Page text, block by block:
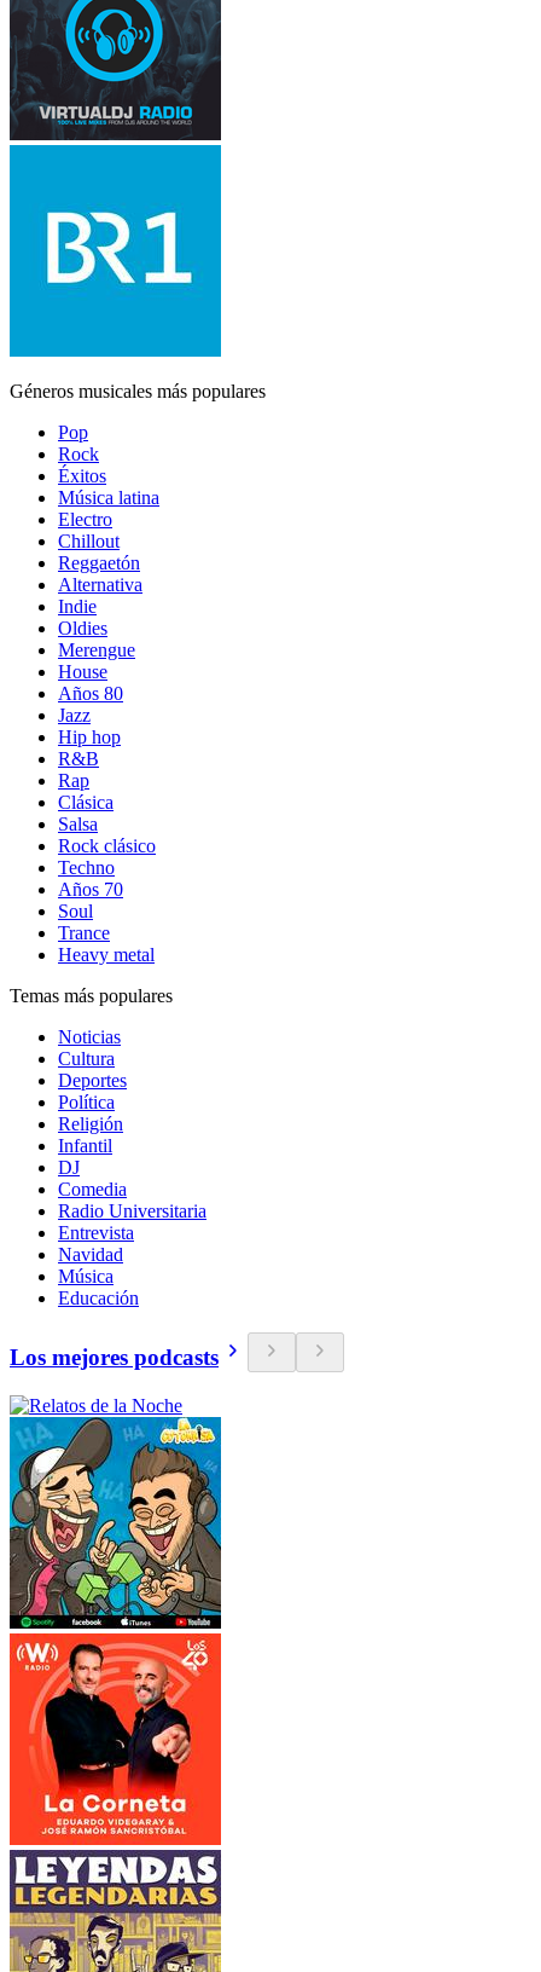
Géneros musicales más populares
Pop
Rock
Éxitos
Música latina
Electro
Chillout
Reggaetón
Alternativa
Indie
Oldies
Merengue
House
Años 80
Jazz
Hip hop
R&B
Rap
Clásica
Salsa
Rock clásico
Techno
Años 70
Soul
Trance
Heavy metal
Temas más populares
Noticias
Cultura
Deportes
Política
Religión
Infantil
DJ
Comedia
Radio Universitaria
Entrevista
Navidad
Música
Educación
Los mejores podcasts